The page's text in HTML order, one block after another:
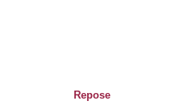
Repose